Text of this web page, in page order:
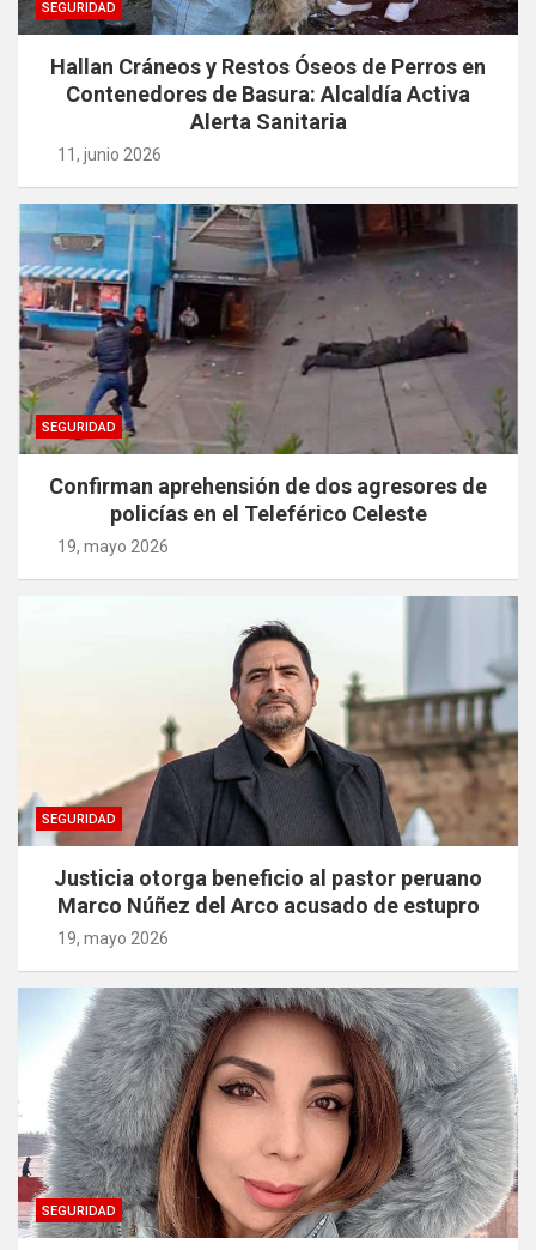
SEGURIDAD
Hallan Cráneos y Restos Óseos de Perros en
Contenedores de Basura: Alcaldía Activa
Alerta Sanitaria
11, junio 2026
SEGURIDAD
Confirman aprehensión de dos agresores de
policías en el Teleférico Celeste
19, mayo 2026
SEGURIDAD
Justicia otorga beneficio al pastor peruano
Marco Núñez del Arco acusado de estupro
19, mayo 2026
SEGURIDAD